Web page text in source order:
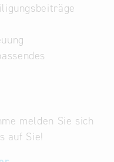
melden Sie sich
auf Sie!